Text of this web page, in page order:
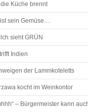
Küche brennt
sein Gemüse…
sieht GRÜN
Indien
der Lammkoteletts
kocht im Weinkontor
– Bürgermeister kann